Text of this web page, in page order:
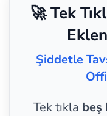
🚀 Tek
Şiddetle
Tek tıkla beş